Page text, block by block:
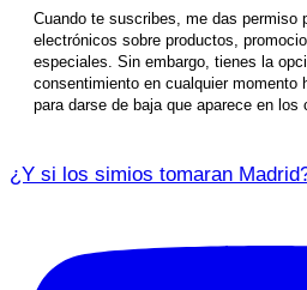
Cuando te suscribes, me das permiso
electrónicos sobre productos,
especiales. Sin embargo, tienes la
consentimiento en cualquier momento
para darse de baja que aparece en los
¿Y si los simios tomaran